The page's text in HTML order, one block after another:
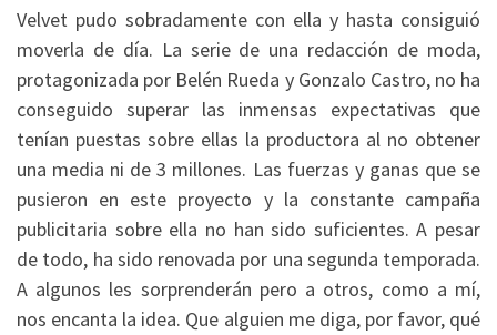
Velvet pudo sobradamente con ella y hasta consiguió
moverla de día. La serie de una redacción de moda,
protagonizada por Belén Rueda y Gonzalo Castro, no ha
conseguido superar las inmensas expectativas que
tenían puestas sobre ellas la productora al no obtener
una media ni de 3 millones. Las fuerzas y ganas que se
pusieron en este proyecto y la constante campaña
publicitaria sobre ella no han sido suficientes. A pesar
de todo, ha sido renovada por una segunda temporada.
A algunos les sorprenderán pero a otros, como a mí,
nos encanta la idea. Que alguien me diga, por favor, qué